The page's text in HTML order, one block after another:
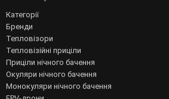
Категорії
Бренди
Тепловізори
Тепловізійні приціли
Приціли нічного бачення
Окуляри нічного бачення
Монокуляри нічного бачення